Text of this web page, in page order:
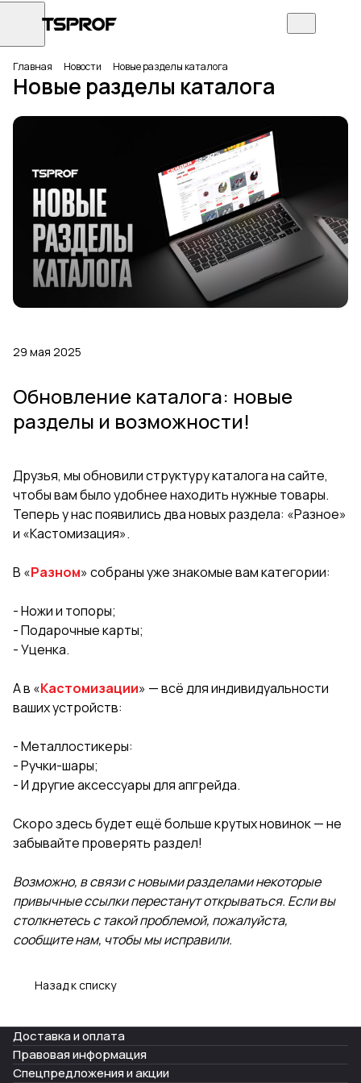
Главная Новости Новые разделы каталога
Новые разделы каталога
29 мая 2025
Обновление каталога: новые
разделы и возможности!
Друзья, мы обновили структуру каталога на сайте,
чтобы вам было удобнее находить нужные товары.
Теперь у нас появились два новых раздела: «Разное»
и «Кастомизация».
В «Разном» собраны уже знакомые вам категории:
- Ножи и топоры;
- Подарочные карты;
- Уценка.
А в «Кастомизации» — всё для индивидуальности
ваших устройств:
- Металлостикеры:
- Ручки-шары;
- И другие аксессуары для апгрейда.
Скоро здесь будет ещё больше крутых новинок — не
забывайте проверять раздел!
Возможно, в связи с новыми разделами некоторые
привычные ссылки перестанут открываться. Если вы
столкнетесь с такой проблемой, пожалуйста,
сообщите нам, чтобы мы исправили.
Назад к списку
Доставка и оплата
Правовая информация
Спецпредложения и акции